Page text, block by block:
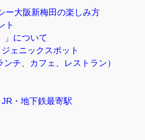
ー大阪新梅田の楽しみ方
ト
」について
ェニックスポット
チ、カフェ、レストラン）
・地下鉄最寄駅